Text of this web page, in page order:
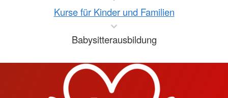
Kurse für Kinder und Familien
Babysitterausbildung